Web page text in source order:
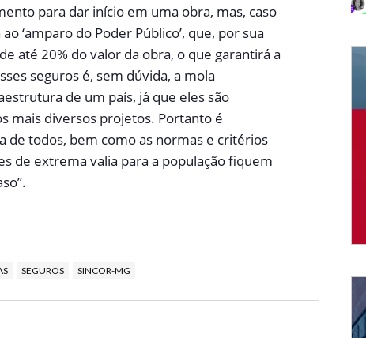
para dar início em uma obra, mas, caso
‘amparo do Poder Público’, que, por sua
até 20% do valor da obra, o que garantirá a
seguros é, sem dúvida, a mola
de um país, já que eles são
mais diversos projetos. Portanto é
todos, bem como as normas e critérios
de extrema valia para a população fiquem
SEGUROS SINCOR-MG